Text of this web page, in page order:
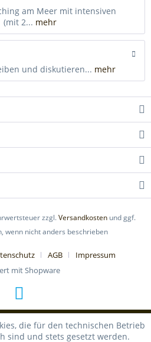
am Meer mit intensiven
(mit 2... mehr
und diskutieren... mehr
zzgl.Versandkosten und ggf.
wenn nicht anders beschrieben
AGB
Impressum
mit Shopware
die für den technischen Betrieb
sind und stets gesetzt werden.